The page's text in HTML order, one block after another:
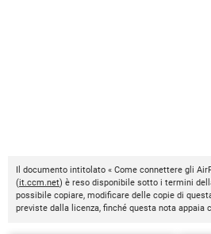
Il documento intitolato « Come connettere gli
(it.ccm.net) è reso disponibile sotto i termini
possibile copiare, modificare delle copie di
previste dalla licenza, finché questa nota appaia